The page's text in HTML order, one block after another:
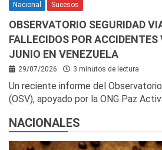
Nacional Sucesos
OBSERVATORIO SEGURIDAD
FALLECIDOS POR
JUNIO EN VENEZUELA
29/07/2026 3 minutos de lectura
Un reciente informe del Observatorio
(OSV), apoyado por la ONG Paz
NACIONALES